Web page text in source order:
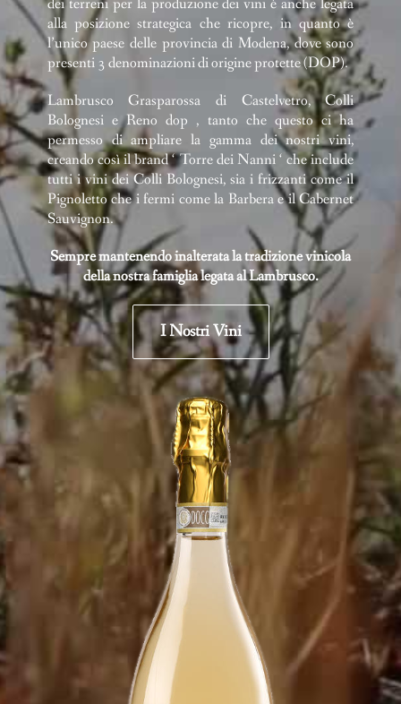
dei terreni per la produzione dei vini è anche legata
alla posizione strategica che ricopre, in quanto è
l’unico paese delle provincia di Modena, dove sono
presenti 3 denominazioni di origine protette (DOP).
Lambrusco Grasparossa di Castelvetro, Colli
Bolognesi e Reno dop , tanto che questo ci ha
permesso di ampliare la gamma dei nostri vini,
creando così il brand ‘ Torre dei Nanni ‘ che include
tutti i vini dei Colli Bolognesi, sia i frizzanti come il
Pignoletto che i fermi come la Barbera e il Cabernet
Sauvignon.
Sempre mantenendo inalterata la tradizione vinicola
della nostra famiglia legata al Lambrusco.
I Nostri Vini